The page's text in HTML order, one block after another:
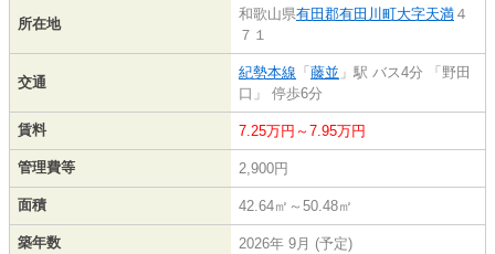
所在地
和歌山県有田郡有田川町大字天満 ４
７１
交通
紀勢本線 「 藤並 」駅 バス4分 「野田
口」 停歩6分
賃料 7.25万円～7.95万円
管理費等 2,900円
面積 42.64㎡～50.48㎡
築年数 2026年 9月 (予定)